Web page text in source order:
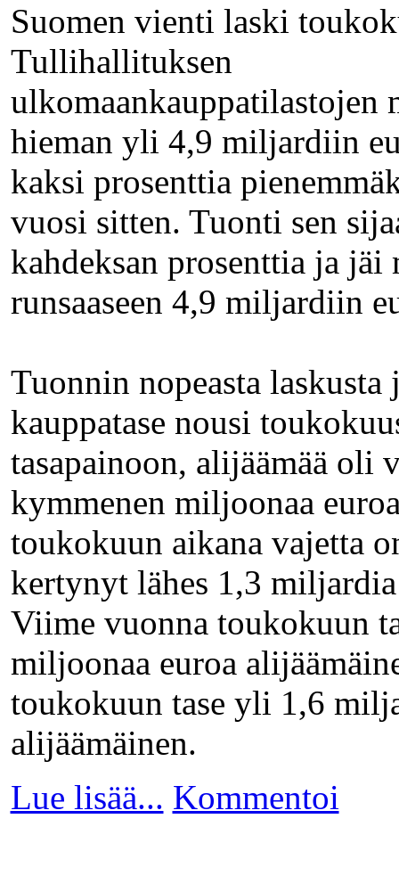
Suomen vienti laski
Tullihallituksen
ulkomaankauppatilastojen
hieman yli 4,9 miljardiin
kaksi prosenttia
vuosi sitten. Tuonti sen
kahdeksan prosenttia ja jäi
runsaaseen 4,9 miljardiin
Tuonnin nopeasta laskusta
kauppatase nousi
tasapainoon, alijäämää oli
kymmenen miljoonaa
toukokuun aikana vajetta
kertynyt lähes 1,3
Viime vuonna toukokuun
miljoonaa euroa
toukokuun tase yli 1,6
alijäämäinen.
Lue lisää... Kommentoi